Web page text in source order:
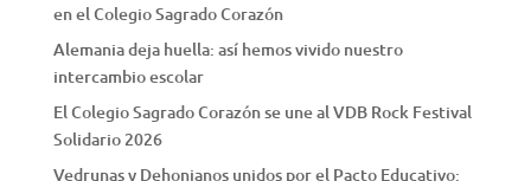
en el Colegio Sagrado Corazón
Alemania deja huella: así hemos vivido nuestro
intercambio escolar
El Colegio Sagrado Corazón se une al VDB Rock Festival
Solidario 2026
Vedrunas y Dehonianos unidos por el Pacto Educativo: